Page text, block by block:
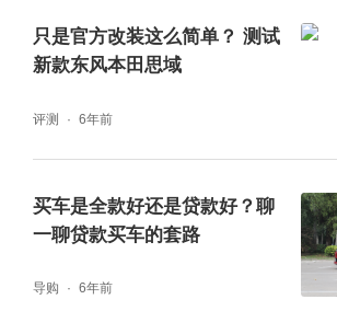
只是官方改装这么简单？ 测试
新款东风本田思域
评测 6年前
买车是全款好还是贷款好？聊
一聊贷款买车的套路
导购 6年前